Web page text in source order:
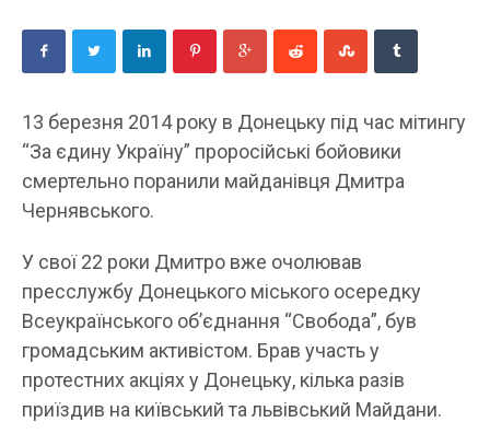
13 березня 2014 року в Донецьку під час мітингу
“За єдину Україну” проросійські бойовики
смертельно поранили майданівця Дмитра
Чернявського.
У свої 22 роки Дмитро вже очолював
пресслужбу Донецького міського осередку
Всеукраїнського об’єднання “Свобода”, був
громадським активістом. Брав участь у
протестних акціях у Донецьку, кілька разів
приїздив на київський та львівський Майдани.